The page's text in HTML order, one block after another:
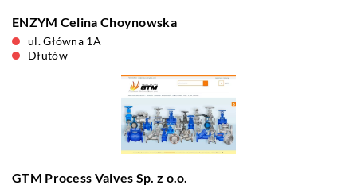
ENZYM Celina Choynowska
ul. Główna 1A
Dłutów
GTM Process Valves Sp. z o.o.